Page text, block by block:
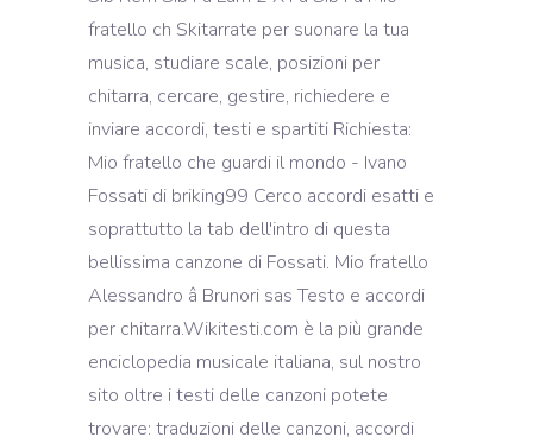
fratello ch Skitarrate per suonare la tua
musica, studiare scale, posizioni per
chitarra, cercare, gestire, richiedere e
inviare accordi, testi e spartiti Richiesta:
Mio fratello che guardi il mondo - Ivano
Fossati di briking99 Cerco accordi esatti e
soprattutto la tab dell'intro di questa
bellissima canzone di Fossati. Mio fratello
Alessandro â Brunori sas Testo e accordi
per chitarra.Wikitesti.com è la più grande
enciclopedia musicale italiana, sul nostro
sito oltre i testi delle canzoni potete
trovare: traduzioni delle canzoni, accordi